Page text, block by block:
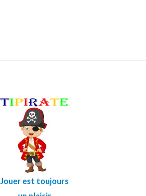
Jouer est toujours